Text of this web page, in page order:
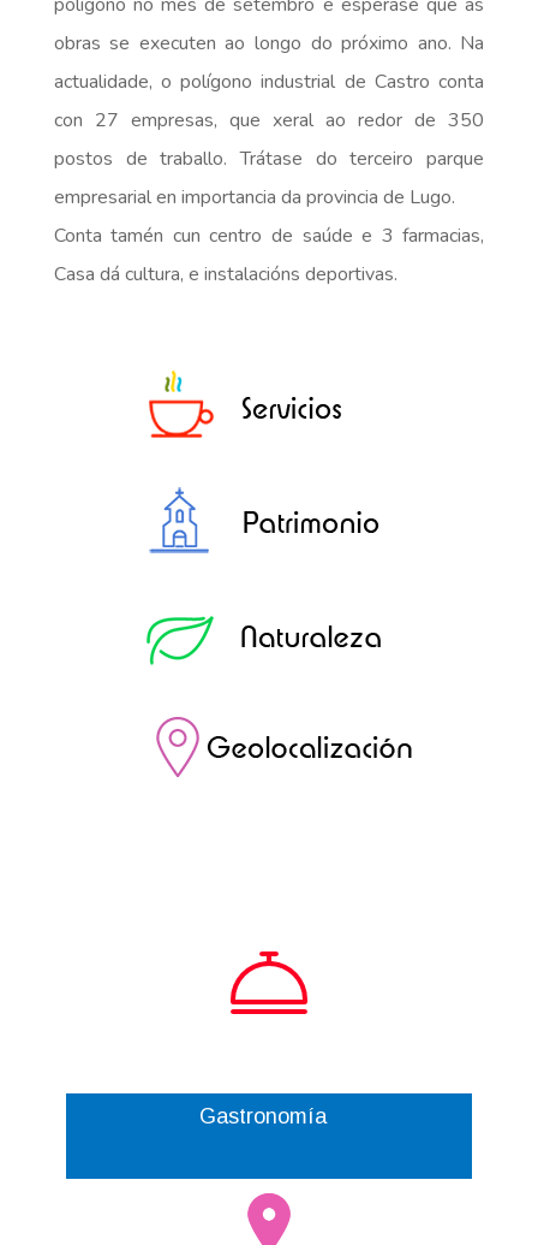
obras se executen ao longo do próximo ano. Na
actualidade, o polígono industrial de Castro conta
con 27 empresas, que xeral ao redor de 350
postos de traballo. Trátase do terceiro parque
empresarial en importancia da provincia de Lugo.
Conta tamén cun centro de saúde e 3 farmacias,
Casa dá cultura, e instalacións deportivas.
Gastronomía